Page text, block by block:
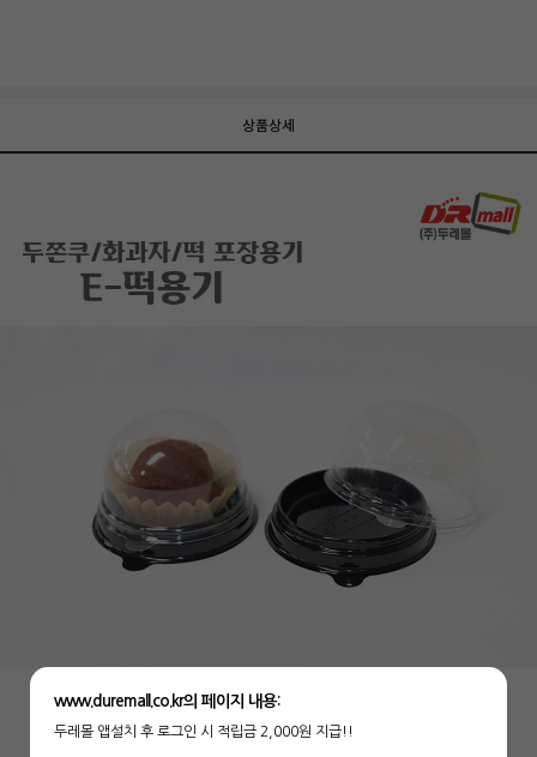
상품상세
www.duremall.co.kr의 페이지 내용:
두레몰 앱설치 후 로그인 시 적립금 2,000원 지급!!